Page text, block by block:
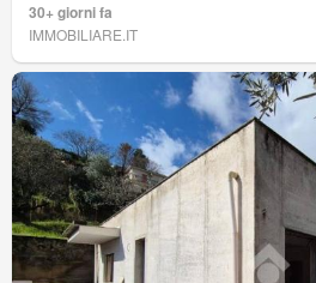
30+ giorni fa
IMMOBILIARE.IT